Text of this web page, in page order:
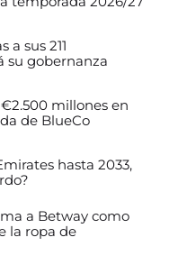
a sus 211
su gobernanza
millones en
de BlueCo
hasta 2033,
a Betway como
la ropa de